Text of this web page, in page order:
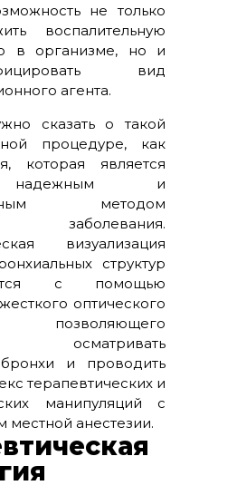
не только
воспалительную
в организме, но и
вид
агента.
сказать о такой
процедуре, как
которая является
и
методом
заболевания.
визуализация
структур
с помощью
оптического
позволяющего
осматривать
и проводить
терапевтических и
манипуляций с
анестезии.